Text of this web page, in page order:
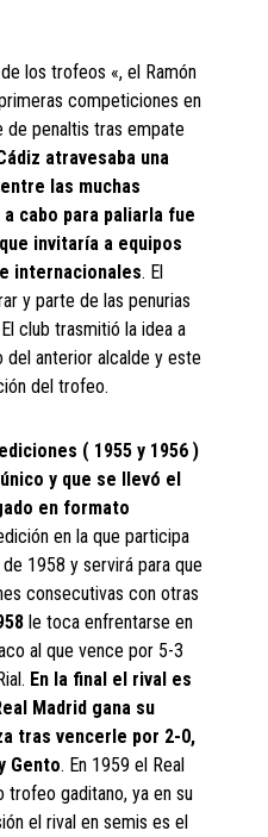
los trofeos «, el Ramón
competiciones en
de penaltis tras empate
atravesaba una
las muchas
cabo para paliarla fue
invitaría a equipos
internacionales. El
y parte de las penurias
club trasmitió la idea a
del anterior alcalde y este
del trofeo.
( 1955 y 1956 )
y que se llevó el
en formato
en la que participa
1958 y servirá para que
consecutivas con otras
le toca enfrentarse en
al que vence por 5-3
En la final el rival es
Madrid gana su
tras vencerle por 2-0,
Gento. En 1959 el Real
trofeo gaditano, ya en su
el rival en semis es el